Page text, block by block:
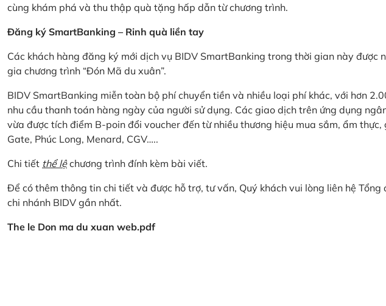
cùng khám phá và thu thập quà tặng hấp dẫn từ chương trình.
Đăng ký SmartBanking – Rinh quà liền tay
Các khách hàng đăng ký mới dịch vụ BIDV SmartBanking trong thời gian này được
gia chương trình “Đón Mã du xuân”.
BIDV SmartBanking miễn toàn bộ phí chuyển tiền và nhiều loại phí khác, với hơn
nhu cầu thanh toán hàng ngày của người sử dụng. Các giao dịch trên ứng dụng
vừa được tích điểm B-poin đổi voucher đến từ nhiều thương hiệu mua sắm, ẩm
Gate, Phúc Long, Menard, CGV…..
Chi tiết thể lệchương trình đính kèm bài viết.
Để có thêm thông tin chi tiết và được hỗ trợ, tư vấn, Quý khách vui lòng liên hệ
chi nhánh BIDV gần nhất.
The le Don ma du xuan web.pdf